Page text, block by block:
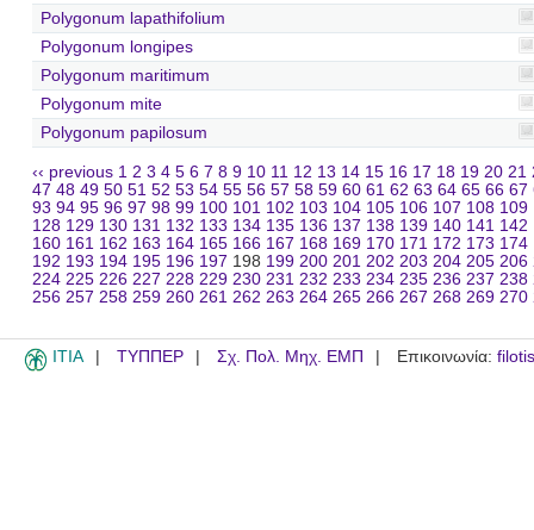
Polygonum lapathifolium
Polygonum longipes
Polygonum maritimum
Polygonum mite
Polygonum papilosum
‹‹ previous 1 2 3 4 5 6 7 8 9 10 11 12 13 14 15 16 17 18 19 20 21
47 48 49 50 51 52 53 54 55 56 57 58 59 60 61 62 63 64 65 66 67
93 94 95 96 97 98 99 100 101 102 103 104 105 106 107 108 109
128 129 130 131 132 133 134 135 136 137 138 139 140 141 142
160 161 162 163 164 165 166 167 168 169 170 171 172 173 174
192 193 194 195 196 197 198 199 200 201 202 203 204 205 206
224 225 226 227 228 229 230 231 232 233 234 235 236 237 238
256 257 258 259 260 261 262 263 264 265 266 267 268 269 270
ITIA ΤΥΠΠΕΡ Σχ. Πολ. Μηχ. ΕΜΠ Επικοινωνία: